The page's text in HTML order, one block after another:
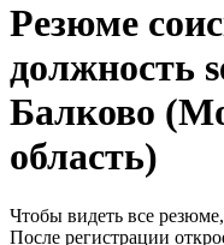
Резюме
должность
Балково
область)
Чтобы видеть все
После регистрации